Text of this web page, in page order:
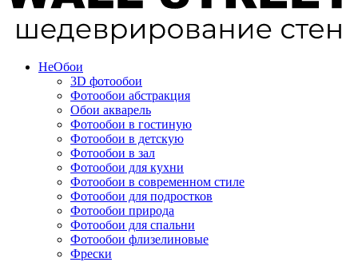
НеОбои
3D фотообои
Фотообои абстракция
Обои акварель
Фотообои в гостиную
Фотообои в детскую
Фотообои в зал
Фотообои для кухни
Фотообои в современном стиле
Фотообои для подростков
Фотообои природа
Фотообои для спальни
Фотообои флизелиновые
Фрески